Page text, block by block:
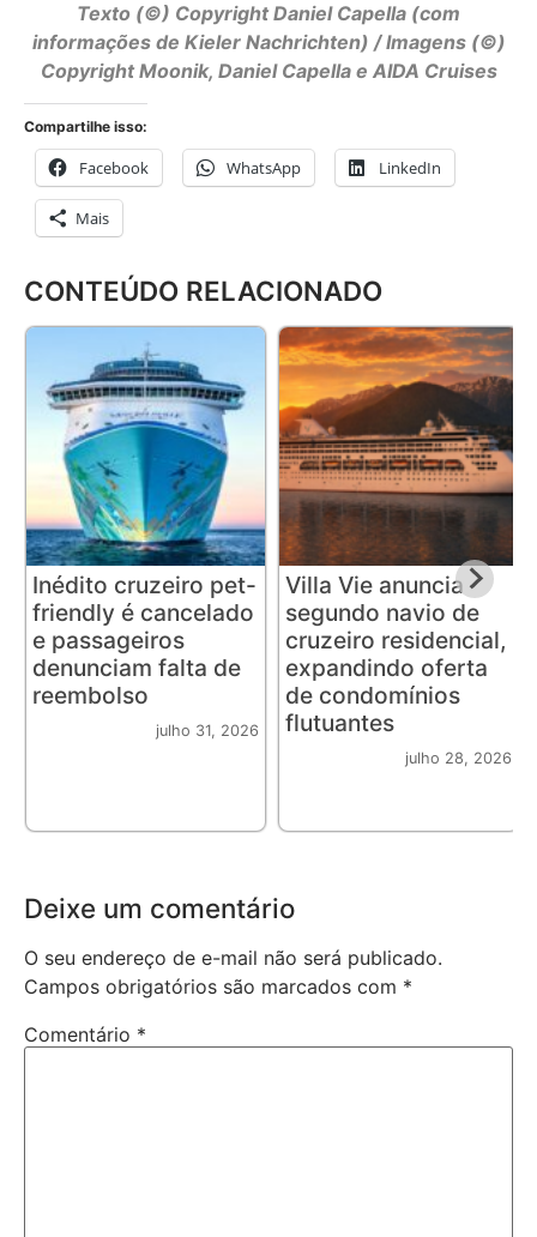
Texto (©) Copyright Daniel Capella (com
informações de Kieler Nachrichten) / Imagens (©)
Copyright Moonik, Daniel Capella e AIDA Cruises
Compartilhe isso:
Facebook WhatsApp LinkedIn
Mais
CONTEÚDO RELACIONADO
Inédito cruzeiro pet-
friendly é cancelado
e passageiros
denunciam falta de
reembolso
julho 31, 2026
Villa Vie anuncia
segundo navio de
cruzeiro residencial,
expandindo oferta
de condomínios
flutuantes
julho 28, 2026
Deixe um comentário
O seu endereço de e-mail não será publicado.
Campos obrigatórios são marcados com *
Comentário *